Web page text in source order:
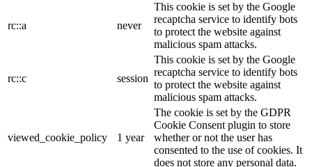
rc::a never
This cookie is set by the Google
recaptcha service to identify bots
to protect the website against
malicious spam attacks.
rc::c session
This cookie is set by the Google
recaptcha service to identify bots
to protect the website against
malicious spam attacks.
viewed_cookie_policy 1 year
The cookie is set by the GDPR
Cookie Consent plugin to store
whether or not the user has
consented to the use of cookies. It
does not store any personal data.